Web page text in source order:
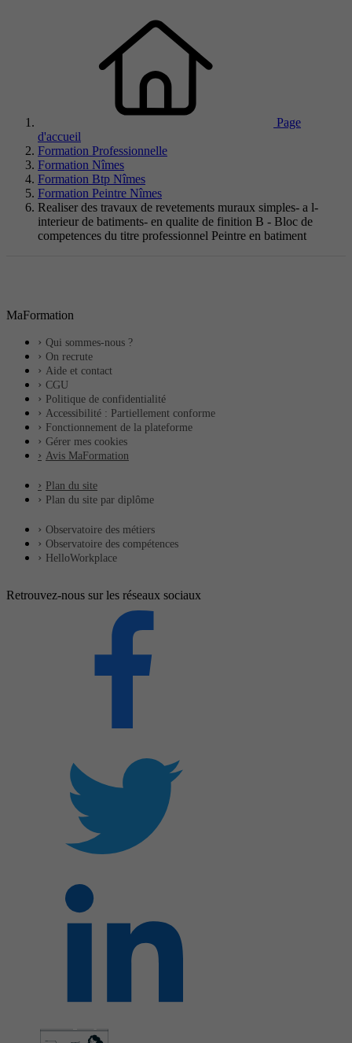
Page
d'accueil
Formation Professionnelle
Formation Nîmes
Formation Btp Nîmes
Formation Peintre Nîmes
Realiser des travaux de revetements muraux simples- a l-
interieur de batiments- en qualite de finition B - Bloc de
competences du titre professionnel Peintre en batiment
MaFormation
Qui sommes-nous ?
On recrute
Aide et contact
CGU
Politique de confidentialité
Accessibilité : Partiellement conforme
Fonctionnement de la plateforme
Gérer mes cookies
Avis MaFormation
Plan du site
Plan du site par diplôme
Observatoire des métiers
Observatoire des compétences
HelloWorkplace
Retrouvez-nous sur les réseaux sociaux